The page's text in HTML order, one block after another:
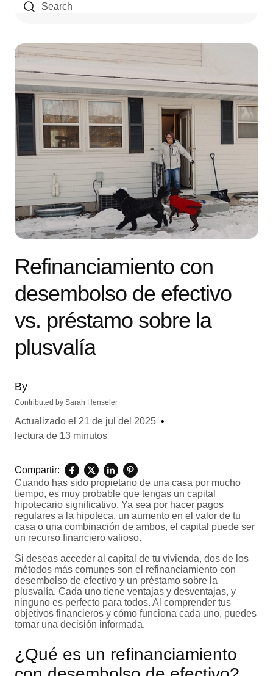
Refinanciamiento con
desembolso de efectivo
vs. préstamo sobre la
plusvalía
By
Contributed by Sarah Henseler
Actualizado el 21 de jul del 2025 •
lectura de 13 minutos
Compartir:
Cuando has sido propietario de una casa por mucho
tiempo, es muy probable que tengas un capital
hipotecario significativo. Ya sea por hacer pagos
regulares a la hipoteca, un aumento en el valor de tu
casa o una combinación de ambos, el capital puede ser
un recurso financiero valioso.
Si deseas acceder al capital de tu vivienda, dos de los
métodos más comunes son el refinanciamiento con
desembolso de efectivo y un préstamo sobre la
plusvalía. Cada uno tiene ventajas y desventajas, y
ninguno es perfecto para todos. Al comprender tus
objetivos financieros y cómo funciona cada uno, puedes
tomar una decisión informada.
¿Qué es un refinanciamiento